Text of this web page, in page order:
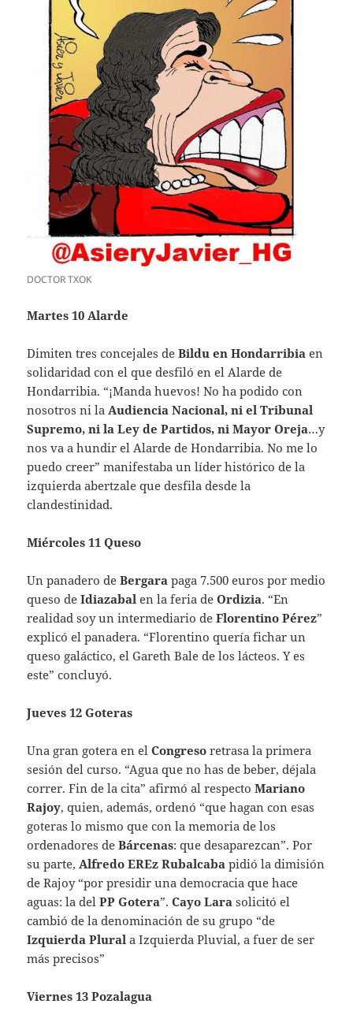
DOCTOR TXOK
Martes 10 Alarde
Dimiten tres concejales deBildu en Hondarribia en
solidaridad con el que desfiló en el Alarde de
Hondarribia. “¡Manda huevos! No ha podido con
nosotros ni la Audiencia Nacional, ni el Tribunal
Supremo, ni la Ley de Partidos, ni Mayor Oreja…y
nos va a hundir el Alarde de Hondarribia. No me lo
puedo creer” manifestaba un líder histórico de la
izquierda abertzale que desfila desde la
clandestinidad.
Miércoles 11 Queso
Un panadero deBergara paga 7.500 euros por medio
queso de Idiazabal en la feria deOrdizia. “En
realidad soy un intermediario deFlorentino Pérez”
explicó el panadera. “Florentino quería fichar un
queso galáctico, el Gareth Bale de los lácteos. Y es
este” concluyó.
Jueves 12 Goteras
Una gran gotera en elCongreso retrasa la primera
sesión del curso. “Agua que no has de beber, déjala
correr. Fin de la cita” afirmó al respectoMariano
Rajoy, quien, además, ordenó “que hagan con esas
goteras lo mismo que con la memoria de los
ordenadores deBárcenas: que desaparezcan”. Por
su parte, Alfredo EREz Rubalcaba pidió la dimisión
de Rajoy “por presidir una democracia que hace
aguas: la delPP Gotera”.Cayo Lara solicitó el
cambió de la denominación de su grupo “de
Izquierda Plural a Izquierda Pluvial, a fuer de ser
más precisos”
Viernes 13 Pozalagua